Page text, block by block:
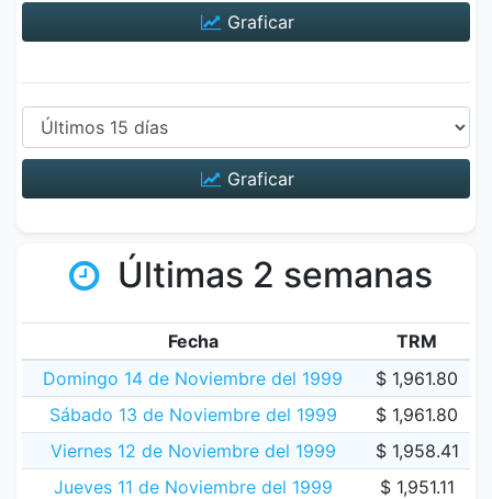
Graficar
Graficar
Últimas 2 semanas
Fecha
TRM
Domingo 14 de Noviembre del 1999
$ 1,961.80
Sábado 13 de Noviembre del 1999
$ 1,961.80
Viernes 12 de Noviembre del 1999
$ 1,958.41
Jueves 11 de Noviembre del 1999
$ 1,951.11